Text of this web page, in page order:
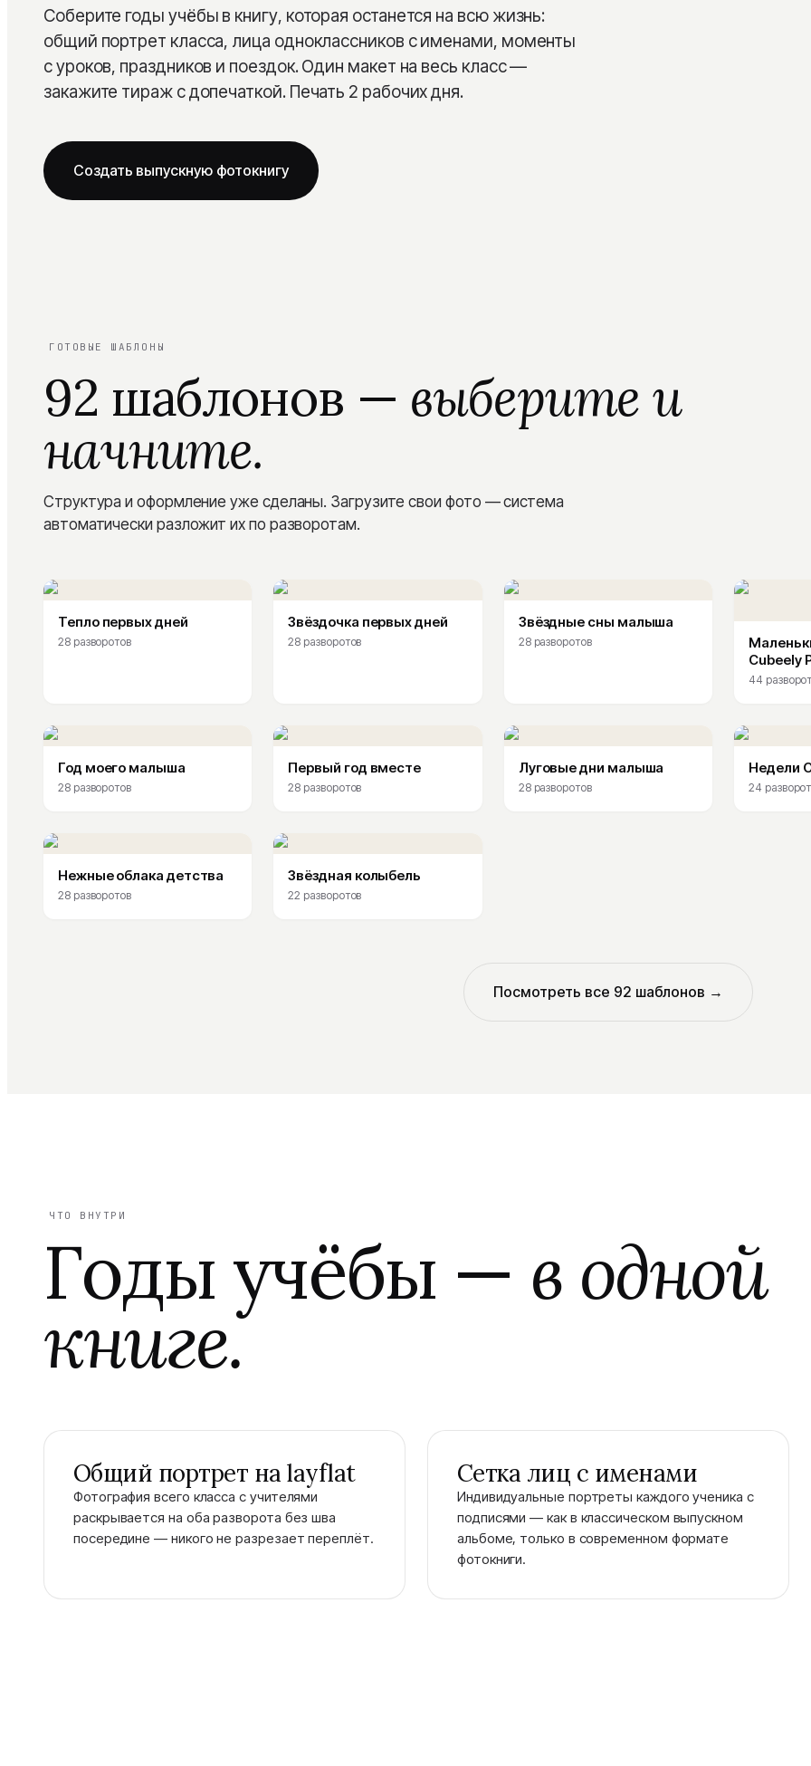
Детская
Семейная
На годовщину свадьбы
Layflat фотокнига
Сертификаты
Блог
Помощь
Соберите годы учёбы в книгу, которая останется на всю жизнь:
общий портрет класса, лица одноклассников с именами, моменты
с уроков, праздников и поездок. Один макет на весь класс —
закажите тираж с допечаткой. Печать 2 рабочих дня.
Создать выпускную фотокнигу
ГОТОВЫЕ ШАБЛОНЫ
92 шаблонов — выберите и
начните.
Структура и оформление уже сделаны. Загрузите свои фото — система
автоматически разложит их по разворотам.
Тепло первых дней
28разворотов
Звёздочка первых дней
28 разворотов
Звёздные сны малыша
28разворотов
Cubeely
44
Год моего малыша
28разворотов
Первый год вместе
28 разворотов
Луговые дни малыша
28разворотов
Недели
24
Нежные облака детства
28разворотов
Звёздная колыбель
22 разворотов
Посмотреть все 92 шаблонов →
ЧТО ВНУТРИ
Годы учёбы — в одной
книге.
Общий портрет на layflat
Фотография всего класса с учителями
раскрывается на оба разворота без шва
посередине — никого не разрезает переплёт.
Сетка лиц с именами
Индивидуальные портреты каждого ученика с
подписями — как в классическом выпускном
альбоме, только в современном формате
фотокниги.